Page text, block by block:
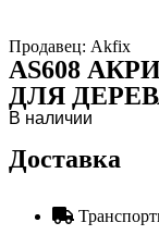
Продавец: Akfix
AS608
ДЛЯ
В наличии
Доставка